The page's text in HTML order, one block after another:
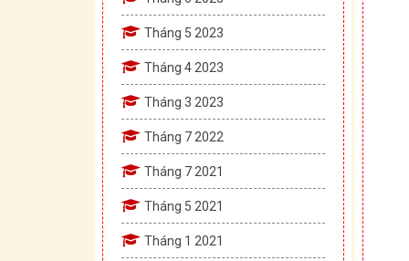
Tháng 5 2023
Tháng 4 2023
Tháng 3 2023
Tháng 7 2022
Tháng 7 2021
Tháng 5 2021
Tháng 1 2021